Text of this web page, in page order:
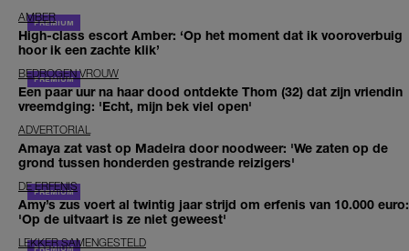
AMBER
High-class escort Amber: ‘Op het moment dat ik vooroverbuig
hoor ik een zachte klik’
BEDROGEN VROUW
Een paar uur na haar dood ontdekte Thom (32) dat zijn vriendin
vreemdging: 'Echt, mijn bek viel open'
ADVERTORIAL
Amaya zat vast op Madeira door noodweer: 'We zaten op de
grond tussen honderden gestrande reizigers'
DE ERFENIS
Amy’s zus voert al twintig jaar strijd om erfenis van 10.000 euro:
'Op de uitvaart is ze niet geweest'
LEKKER SAMENGESTELD